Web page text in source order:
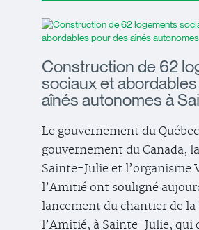
Construction de 62
sociaux et
aînés autonomes à
Le gouvernement du
gouvernement du Canada,
Sainte-Julie et l’organisme
l’Amitié ont souligné
lancement du chantier de la
l’Amitié, à Sainte-Julie, qui